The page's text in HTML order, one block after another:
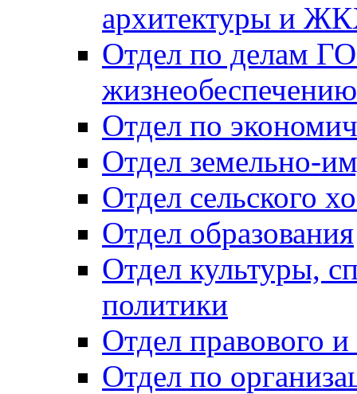
архитектуры и
Отдел по делам
Отдел по
Отдел земельно-
Отдел сельского
Отдел образования
Отдел культуры,
политики
Отдел правового
Отдел по